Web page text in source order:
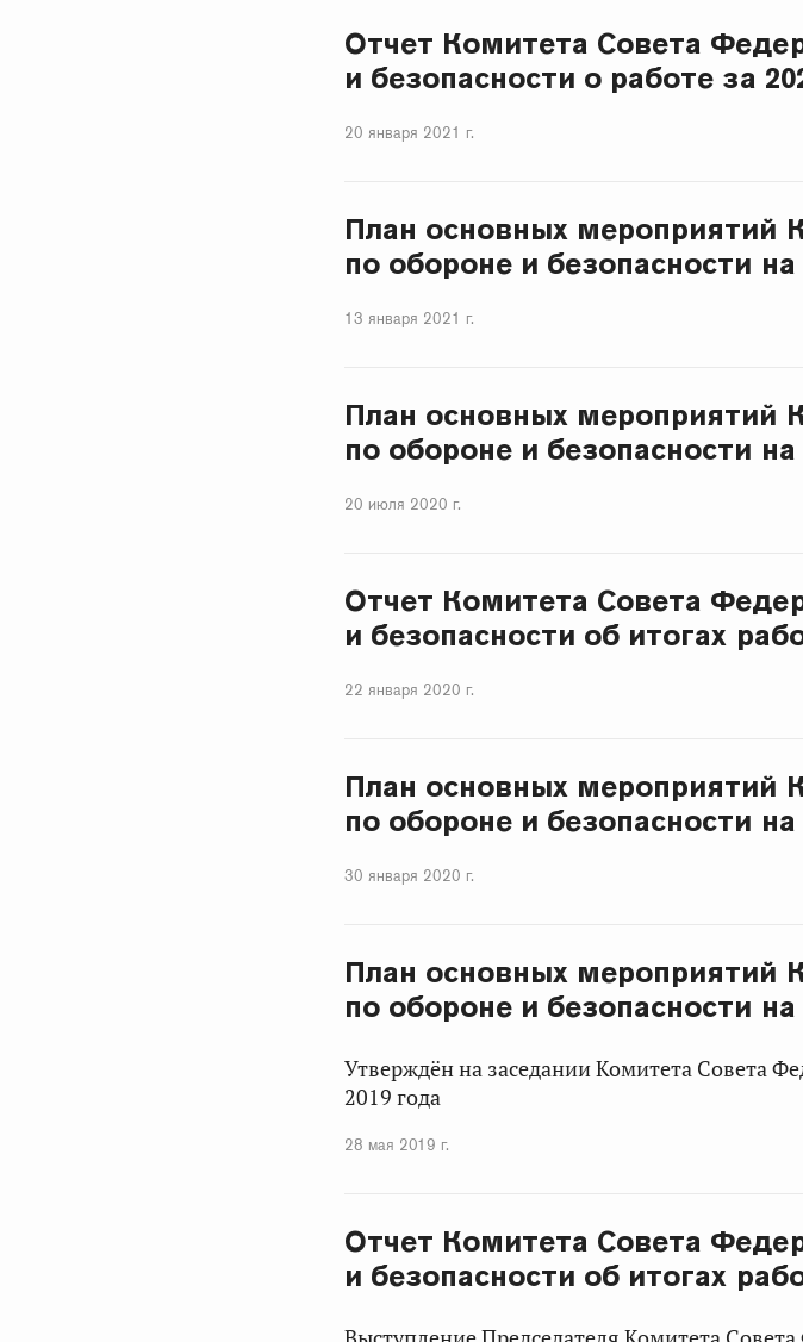
Отчет Комитета Совета
и безопасности о работе за
20 января 2021 г.
План основных мероприятий
по обороне и безопасности
13 января 2021 г.
План основных мероприятий
по обороне и безопасности
20 июля 2020 г.
Отчет Комитета Совета
и безопасности об итогах
22 января 2020 г.
План основных мероприятий
по обороне и безопасности
30 января 2020 г.
План основных мероприятий
по обороне и безопасности
Утверждён на заседании Комитета Совета
2019 года
28 мая 2019 г.
Отчет Комитета Совета
и безопасности об итогах